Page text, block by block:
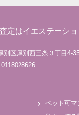
定はイエステーシ
別区厚別西三条３丁目4-
ペット可マ